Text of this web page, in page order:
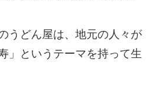
うどん屋は、地元の人々が
」というテーマを持って生